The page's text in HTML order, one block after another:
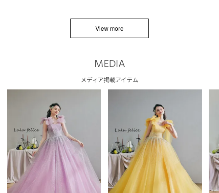
View more
MEDIA
メディア掲載アイテム